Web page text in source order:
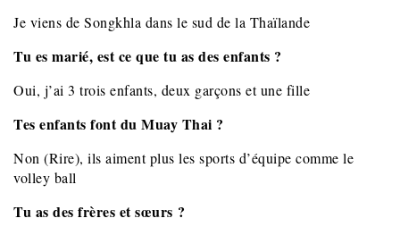
Je viens de Songkhla dans le sud de la Thaïlande
Tu es marié, est ce que tu as des enfants ?
Oui, j’ai 3 trois enfants, deux garçons et une fille
Tes enfants font du Muay Thai ?
Non (Rire), ils aiment plus les sports d’équipe comme le
volley ball
Tu as des frères et sœurs ?